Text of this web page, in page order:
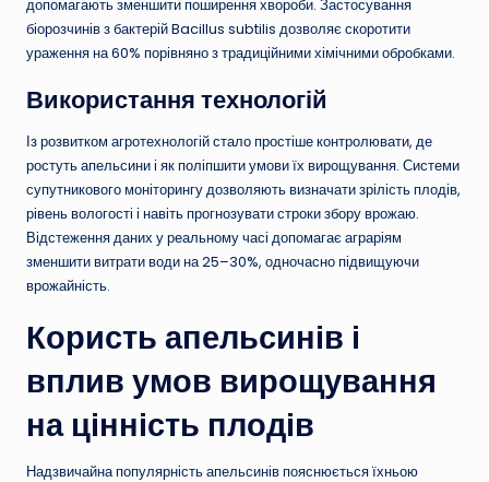
допомагають зменшити поширення хвороби. Застосування
біорозчинів з бактерій Bacillus subtilis дозволяє скоротити
ураження на 60% порівняно з традиційними хімічними обробками.
Використання технологій
Із розвитком агротехнологій стало простіше контролювати, де
ростуть апельсини і як поліпшити умови їх вирощування. Системи
супутникового моніторингу дозволяють визначати зрілість плодів,
рівень вологості і навіть прогнозувати строки збору врожаю.
Відстеження даних у реальному часі допомагає аграріям
зменшити витрати води на 25–30%, одночасно підвищуючи
врожайність.
Користь апельсинів і
вплив умов вирощування
на цінність плодів
Надзвичайна популярність апельсинів пояснюється їхньою